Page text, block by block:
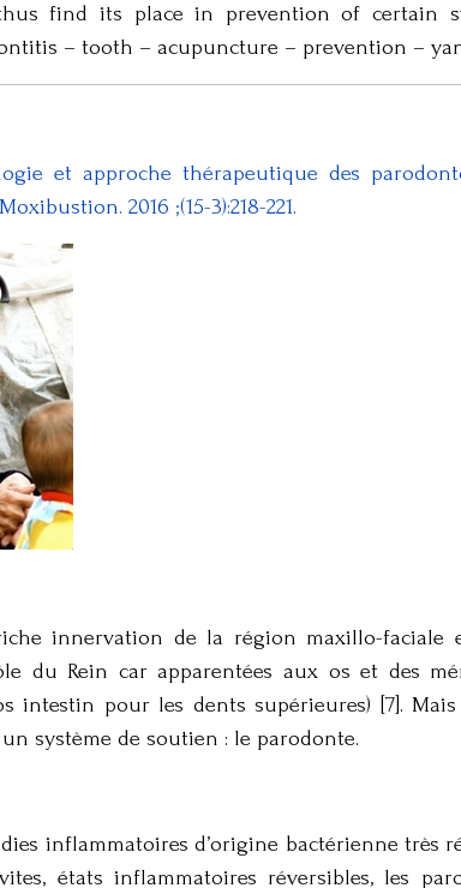
find its place in prevention of certain
– tooth – acupuncture – prevention –
et approche thérapeutique des
2016 ;(15-3):218-221.
innervation de la région maxillo-faciale
du Rein car apparentées aux os et des
intestin pour les dents supérieures) [7].
système de soutien : le parodonte.
inflammatoires d’origine bactérienne très
états inflammatoires réversibles, les